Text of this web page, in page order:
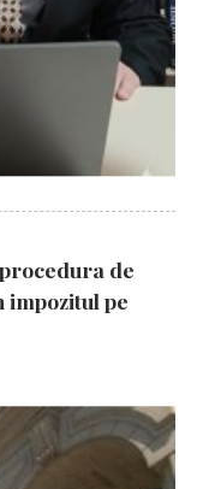
de
impozitul pe